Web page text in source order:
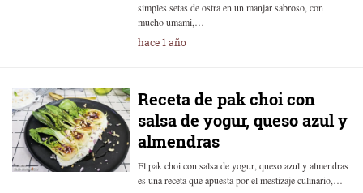
simples setas de ostra en un manjar sabroso, con
mucho umami,…
hace 1 año
Receta de pak choi con
salsa de yogur, queso azul y
almendras
El pak choi con salsa de yogur, queso azul y almendras
es una receta que apuesta por el mestizaje culinario,…